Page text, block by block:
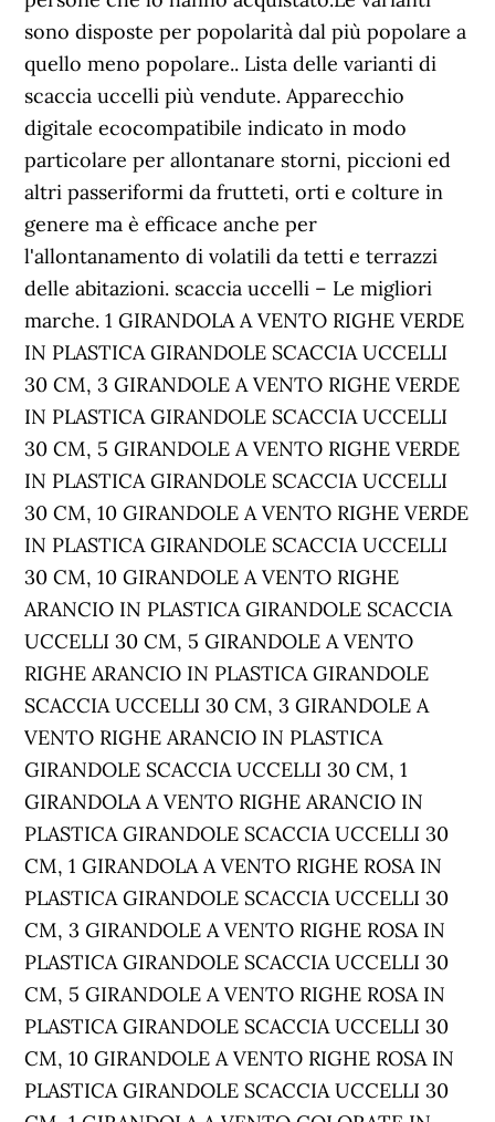
sono disposte per popolarità dal più popolare a
quello meno popolare.. Lista delle varianti di
scaccia uccelli più vendute. Apparecchio
digitale ecocompatibile indicato in modo
particolare per allontanare storni, piccioni ed
altri passeriformi da frutteti, orti e colture in
genere ma è efficace anche per
l'allontanamento di volatili da tetti e terrazzi
delle abitazioni. scaccia uccelli – Le migliori
marche. 1 GIRANDOLA A VENTO RIGHE VERDE
IN PLASTICA GIRANDOLE SCACCIA UCCELLI
30 CM, 3 GIRANDOLE A VENTO RIGHE VERDE
IN PLASTICA GIRANDOLE SCACCIA UCCELLI
30 CM, 5 GIRANDOLE A VENTO RIGHE VERDE
IN PLASTICA GIRANDOLE SCACCIA UCCELLI
30 CM, 10 GIRANDOLE A VENTO RIGHE VERDE
IN PLASTICA GIRANDOLE SCACCIA UCCELLI
30 CM, 10 GIRANDOLE A VENTO RIGHE
ARANCIO IN PLASTICA GIRANDOLE SCACCIA
UCCELLI 30 CM, 5 GIRANDOLE A VENTO
RIGHE ARANCIO IN PLASTICA GIRANDOLE
SCACCIA UCCELLI 30 CM, 3 GIRANDOLE A
VENTO RIGHE ARANCIO IN PLASTICA
GIRANDOLE SCACCIA UCCELLI 30 CM, 1
GIRANDOLA A VENTO RIGHE ARANCIO IN
PLASTICA GIRANDOLE SCACCIA UCCELLI 30
CM, 1 GIRANDOLA A VENTO RIGHE ROSA IN
PLASTICA GIRANDOLE SCACCIA UCCELLI 30
CM, 3 GIRANDOLE A VENTO RIGHE ROSA IN
PLASTICA GIRANDOLE SCACCIA UCCELLI 30
CM, 5 GIRANDOLE A VENTO RIGHE ROSA IN
PLASTICA GIRANDOLE SCACCIA UCCELLI 30
CM, 10 GIRANDOLE A VENTO RIGHE ROSA IN
PLASTICA GIRANDOLE SCACCIA UCCELLI 30